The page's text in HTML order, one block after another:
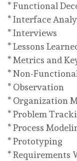
* Functional
* Interface
* Interviews
* Lessons
* Metrics and
* Non-
* Observation
* Organization
* Problem
* Process
* Prototyping
* Requirements